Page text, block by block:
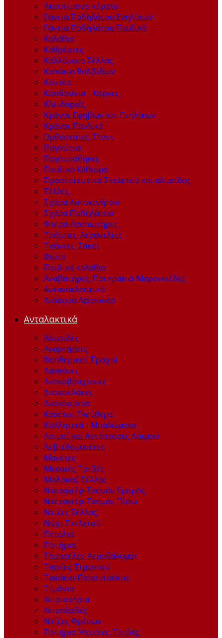
Ακροτίμονα-κέρατα
Γάντια Ποδηλάτου Ενηλίκων
Γάντια Ποδηλάτου Παιδικά
Καλάθια
Καθρέφτες
Καλλύματα Σέλλας
Καπάκια Βαλβίδων
Kοντέρ
Κουδούνια - Κόρνες
Κλειδαριές
Κράνοι Εφήβων και Ενηλίκων
Κράνοι Παιδικά
Ορθοστάτες-Στάντ
Παγούρια
Παγουροθήκες
Παιδικό Κάθισμα
Προστατευτικά Σκελετού και αλυσίδας
Σέλλες
Σχάρα Αυτοκινήτου
Σχάρα Ποδηλάτου
Φτερά-Λασπωτήρες
Τρόμπες-Αεραντλίες
Τσάντες-Σάκοι
Φώτα
Παιδικά καλάθια
Αναβατήρες-Πατηράκια-Μαρσιπιέδες
Αντανακλαστικά
Διάφορα Αξεσουάρ
Ανταλακτικά
Αλυσίδες
Αναρτήσεις
Βοηθητικοί Τροχοί
Δαγκάνες
Δισκοβραχίονες
Δισκοπλάκες
Δισκόφρενα
Κασέτες-Ελεύθερα
Κολλητικά - Μπαλώματα
Λαιμοί και Αντάπτορες Λαιμού
Λεβιεδομανέτες
Μανέτες
Μεσαιές Τριβές
Μπλοκάζ Σέλλας
Ντεραγιέρ-Σασμάν Εμπρός
Ντεραγιέρ-Σασμάν Πίσω
Ντίζες Σέλλας
Νύχι Σκελετού
Πετάλια
Ποτήρια
Σαμπρέλες-Αεροθάλαμοι
Ταινίες Τιμονιού
Τακάκια-Παπουτσάκια
Τιμόνια
Χειριστήρια
Χειρολαβές
Ντίζες Φρένων
Ποτήρια Μεσαίας Τριβής